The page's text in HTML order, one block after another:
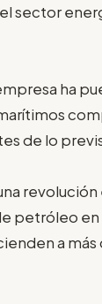
sector
ha
de lo
petróleo en
a